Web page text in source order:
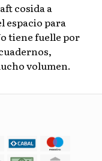
cosida a
espacio para
tiene fuelle por
volumen.